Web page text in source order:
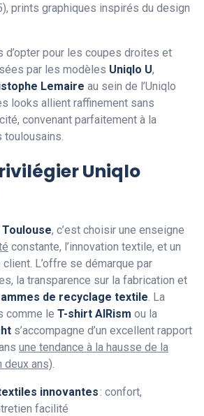
prints graphiques inspirés du design
d’opter pour les coupes droites et
par les modèles Uniqlo U,
Lemaire au sein de l’Uniqlo
looks allient raffinement sans
convenant parfaitement à la
Uniqlo
Toulouse, c’est choisir une enseigne
constante, l’innovation textile, et un
L’offre se démarque par
la transparence sur la fabrication et
de recyclage textile . La
comme le T-shirt AIRism ou la
s’accompagne d’un excellent rapport
une tendance à la hausse de la
deux ans)
innovantes: confort,
facilité